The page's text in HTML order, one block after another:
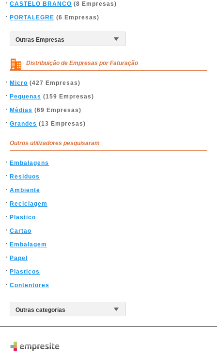
CASTELO BRANCO (8 Empresas)
PORTALEGRE (6 Empresas)
Distribuição de Empresas por Faturação
Micro (427 Empresas)
Pequenas (159 Empresas)
Médias (69 Empresas)
Grandes (13 Empresas)
Outros utilizadores pesquisaram
Embalagens
Residuos
Ambiente
Reciclagem
Plastico
Cartao
Embalagem
Papel
Plasticos
Contentores